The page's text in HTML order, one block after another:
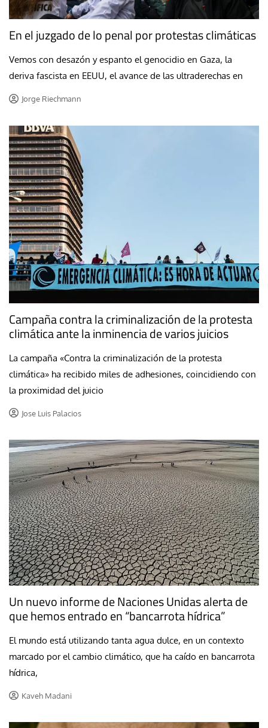
En el juzgado de lo penal por protestas climáticas
Vemos con desazón y espanto el genocidio en Gaza, la
deriva fascista en EEUU, el avance de las ultraderechas en
Jorge Riechmann
Campaña contra la criminalización de la protesta
climática ante la inminencia de varios juicios
La campaña «Contra la criminalización de la protesta
climática» ha recibido miles de adhesiones, coincidiendo con
la proximidad del juicio
Jose Luis Palacios
Un nuevo informe de Naciones Unidas alerta de
que hemos entrado en “bancarrota hídrica”
El mundo está utilizando tanta agua dulce, en un contexto
marcado por el cambio climático, que ha caído en bancarrota
hídrica,
Kaveh Madani